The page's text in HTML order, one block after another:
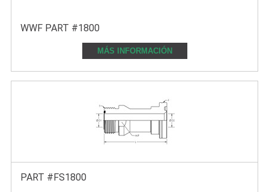
WWF PART #1800
MÁS INFORMACIÓN
PART #FS1800